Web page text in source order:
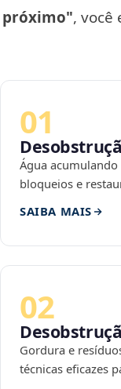
próximo", você
01
Água
bloqueios e
SAIBA MAIS
02
Gordura e
técnicas eficazes